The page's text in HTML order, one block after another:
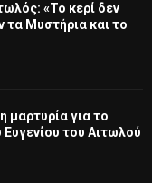
«Το κερί δεν
Μυστήρια και το
για το
Ευγενίου του Αιτωλού